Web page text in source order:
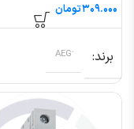
تومان
برند